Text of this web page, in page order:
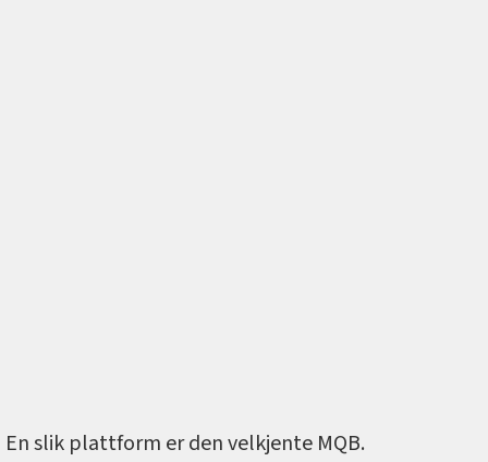
En slik plattform er den velkjente MQB.